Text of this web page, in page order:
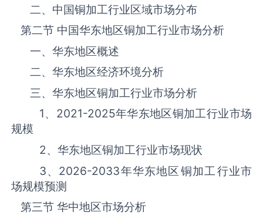
二、中国‌‌‌‌‌‌‌铜加工‌‌‌‌‌‌‌‌‌‌‌‌‌‌‌‌‌‌‌行业区域市场分布
第二节 中国华东地区‌‌‌‌‌‌‌铜加工‌‌‌‌‌‌‌‌‌‌‌‌‌‌‌‌‌‌‌行业市场分析
一、华东地区概述
二、华东地区经济环境分析
三、华东地区‌‌‌‌‌‌‌铜加工‌‌‌‌‌‌‌‌‌‌‌‌‌‌‌‌‌‌‌行业市场分析
1、 2021-2025年华东地区‌‌‌‌‌‌‌铜加工‌‌‌‌‌‌‌‌‌‌‌‌‌‌‌‌‌‌‌行业市场
规模
2、华东地区‌‌‌‌‌‌‌铜加工‌‌‌‌‌‌‌‌‌‌‌‌‌‌‌‌‌‌‌行业市场现状
3、 2026-2033年华东地区‌‌‌‌‌‌‌铜加工‌‌‌‌‌‌‌‌‌‌‌‌‌‌‌‌‌‌‌行业市
场规模预测
第三节 华中地区市场分析